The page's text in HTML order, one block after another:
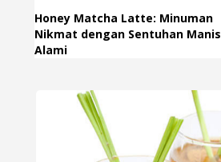
Honey Matcha Latte: Minuman
Nikmat dengan Sentuhan Manis
Alami